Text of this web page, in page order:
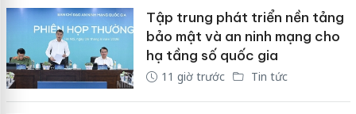
Tập trung phát triển nền tảng
bảo mật và an ninh mạng cho
hạ tầng số quốc gia
11 giờ trước Tin tức